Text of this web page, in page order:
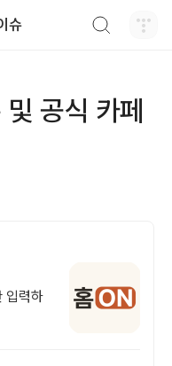
슈
공식 카페
입력하